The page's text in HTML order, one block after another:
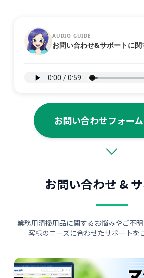
AUDIO GUIDE
お問い合わせ&サポートに関
お問い合わせフォー
お問い合わせ &
業務用清掃用品に関するお悩みやご不
客様のニーズに合わせたサポートを